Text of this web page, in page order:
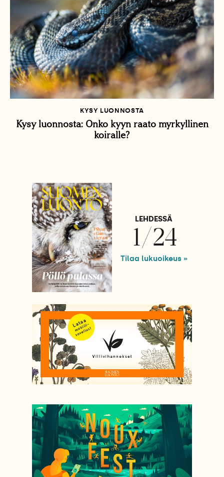
KYSY LUONNOSTA
Kysy luonnosta: Onko kyyn raato myrkyllinen
koiralle?
LEHDESSÄ
1/24
Tilaa lukuoikeus »